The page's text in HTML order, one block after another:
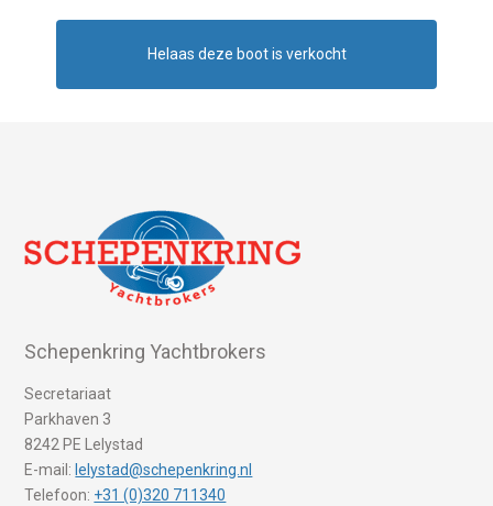
Helaas deze boot is verkocht
Schepenkring Yachtbrokers
Secretariaat
Parkhaven 3
8242 PE Lelystad
E-mail: lelystad@schepenkring.nl
Telefoon: +31 (0)320 711340